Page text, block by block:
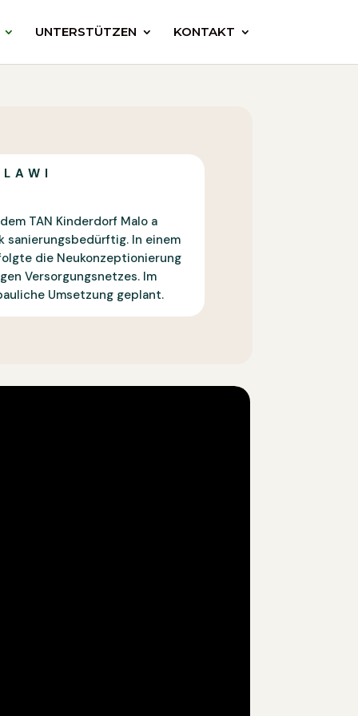
UNTERSTÜTZEN KONTAKT
TAN Kinderdorf Malo a
sanierungsbedürftig. In einem
die Neukonzeptionierung
Versorgungsnetzes. Im
Umsetzung geplant.